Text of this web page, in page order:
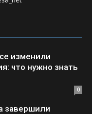
изменили
что нужно знать
0
завершили